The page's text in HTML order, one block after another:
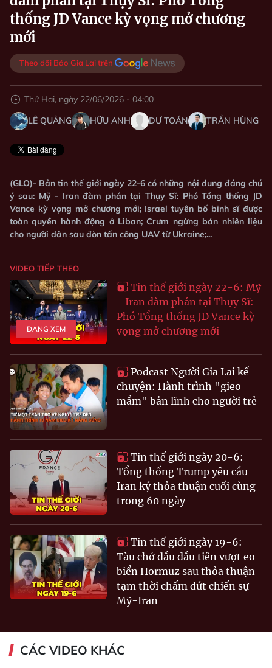
thống JD Vance kỳ vọng mở chương
mới
Theo dõi Báo Gia Lai trên
Thứ Hai, ngày 22/06/2026 - 04:00
LÊ QUẢNG
HỮU ANH DƯ TOÁN TRẦN HÙNG
(GLO)- Bản tin thế giới ngày 22-6 có những nội dung đáng chú
ý sau: Mỹ - Iran đàm phán tại Thụy Sĩ: Phó Tổng thống JD
Vance kỳ vọng mở chương mới; Israel tuyên bố binh sĩ được
toàn quyền hành động ở Liban; Crưm ngừng bán nhiên liệu
cho người dân sau đòn tấn công UAV từ Ukraine;...
VIDEO TIẾP THEO
ĐANG XEM
Tin thế giới ngày 22-6: Mỹ
- Iran đàm phán tại Thụy Sĩ:
Phó Tổng thống JD Vance kỳ
vọng mở chương mới
Podcast Người Gia Lai kể
chuyện: Hành trình "gieo
mầm" bản lĩnh cho người trẻ
Tin thế giới ngày 20-6:
Tổng thống Trump yêu cầu
Iran ký thỏa thuận cuối cùng
trong 60 ngày
Tin thế giới ngày 19-6:
Tàu chở dầu đầu tiên vượt eo
biển Hormuz sau thỏa thuận
tạm thời chấm dứt chiến sự
Mỹ-Iran
CÁC VIDEO KHÁC